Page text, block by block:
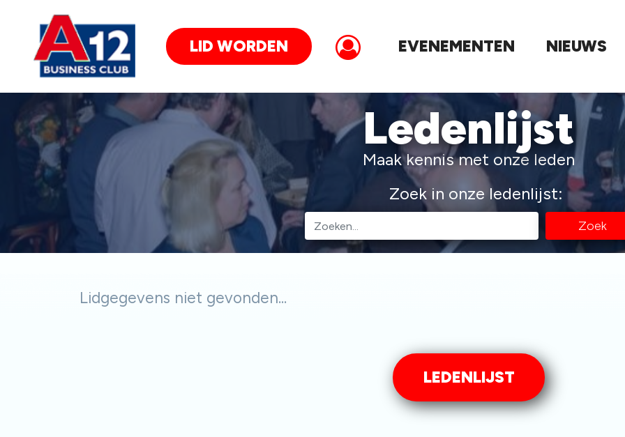
LID WORDEN EVENEMENTEN NIEUWS
Ledenlijst
Maak kennis met onze leden
Zoek in onze ledenlijst:
Zoek
Lidgegevens niet gevonden...
LEDENLIJST